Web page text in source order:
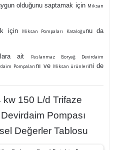
olduğunu saptamak için Miksan
için Miksan Pompaları Kataloğunu da
ait
Paslanmaz Boryağ Devirdaim
Pompalarını ve Miksan ürünlerini de
150 L/d Trifaze
Pompası
Değerler Tablosu